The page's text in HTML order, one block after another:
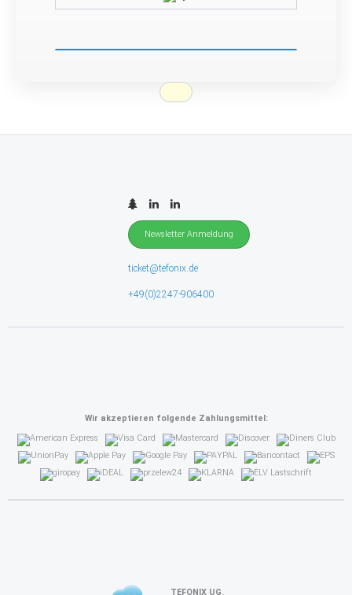
Newsletter Anmeldung
ticket@tefonix.de
+49(0)2247-906400
Wir akzeptieren folgende Zahlungsmittel:
TEFONIX UG.